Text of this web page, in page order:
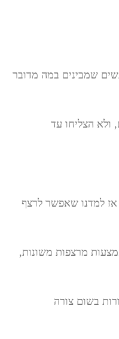
שמבינים במה מדובר
הצליחו עד
אז למדנו שאפשר לרצף
מרצפות משונות,
קשורות בשום צורה